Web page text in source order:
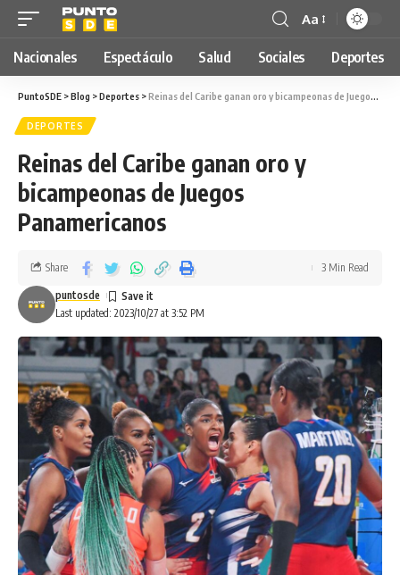
Aa
Nacionales Espectáculo Salud Sociales Deportes
PuntoSDE >Blog >Deportes >Reinas del Caribe ganan oro y bicampeonas de Juegos Panamericanos
DEPORTES
Reinas del Caribe ganan oro y
bicampeonas de Juegos
Panamericanos
Last updated: 2023/10/27 at 3:52 PM
puntosde
Share 3 Min Read